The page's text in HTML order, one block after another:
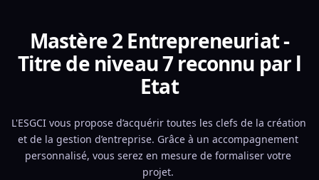
Mastère 2 Entrepreneuriat -
Titre de niveau 7 reconnu par l
Etat
L'ESGCI vous propose d’acquérir toutes les clefs de la création
et de la gestion d’entreprise. Grâce à un accompagnement
personnalisé, vous serez en mesure de formaliser votre
projet.